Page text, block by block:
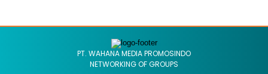
PT. WAHANA MEDIA PROMOSINDO
NETWORKING OF GROUPS